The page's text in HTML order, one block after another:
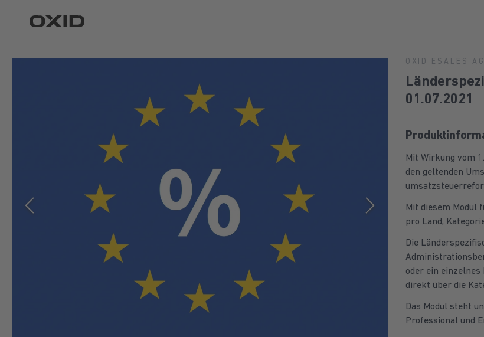
OXID ESALES AG
01.07.2021
Mit Wirkung vom
den geltenden
Mit diesem Modul
pro Land,
Die
oder ein
direkt über die
Das Modul steht
Professional und